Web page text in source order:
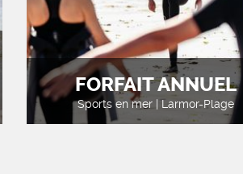
FORFAIT ANNUEL
Sports en mer | Larmor-Plage